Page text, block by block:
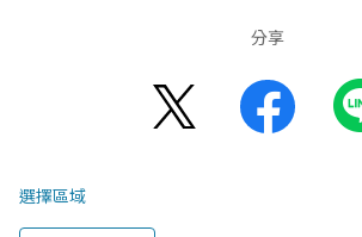
分享
選擇區域